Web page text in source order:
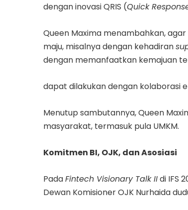
dengan inovasi QRIS (Quick
Queen Maxima menambahkan,
maju, misalnya dengan kehadiran
dengan memanfaatkan kemajuan
dapat dilakukan dengan kolaborasi
Menutup sambutannya, Queen
masyarakat, termasuk pula UMKM.
Komitmen BI, OJK, dan Asosiasi
PadaFintech Visionary Talk IIdi IFS
Dewan Komisioner OJK Nurhaida